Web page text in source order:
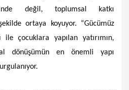
değil, toplumsal katkı
ortaya koyuyor. “Gücümüz
ile çocuklara yapılan yatırımın,
dönüşümün en önemli yapı